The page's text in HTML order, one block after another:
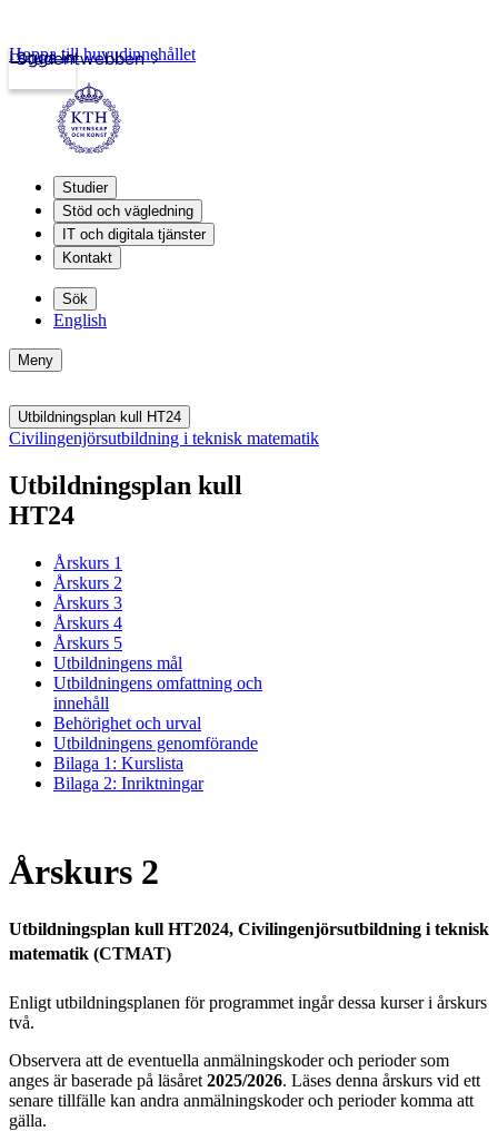
Studentwebben
Logga in
Hoppa till huvudinnehållet
Studier
Stöd och vägledning
IT och digitala tjänster
Kontakt
Sök
English
Meny
Utbildningsplan kull HT24
Civilingenjörsutbildning i teknisk matematik
Utbildningsplan kull
HT24
Årskurs 1
Årskurs 2
Årskurs 3
Årskurs 4
Årskurs 5
Utbildningens mål
Utbildningens omfattning och
innehåll
Behörighet och urval
Utbildningens genomförande
Bilaga 1: Kurslista
Bilaga 2: Inriktningar
Årskurs 2
Utbildningsplan kull HT2024, Civilingenjörsutbildning i teknisk
matematik (CTMAT)
Enligt utbildningsplanen för programmet ingår dessa kurser i årskurs
två.
Observera att de eventuella anmälningskoder och perioder som
anges är baserade på läsåret 2025/2026. Läses denna årskurs vid ett
senare tillfälle kan andra anmälningskoder och perioder komma att
gälla.